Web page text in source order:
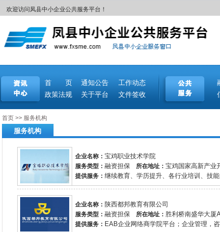
欢迎访问凤县中小企业公共服务平台！
首 页 通知公告 工作动态
政策法规
关于平台 文件签收
首页>> 服务机构
服务机构
企业名称： 宝鸡职业技术学院
服务类型： 融资担保 所在地址： 宝鸡国家高新产业
提供服务： 继续教育、学历提升、各行业培训、技
企业名称： 陕西都邦教育有限公司
服务类型： 融资担保 所在地址： 胜利桥南盛华大厦
提供服务： EAB企业网络商学院平台；企业管理，